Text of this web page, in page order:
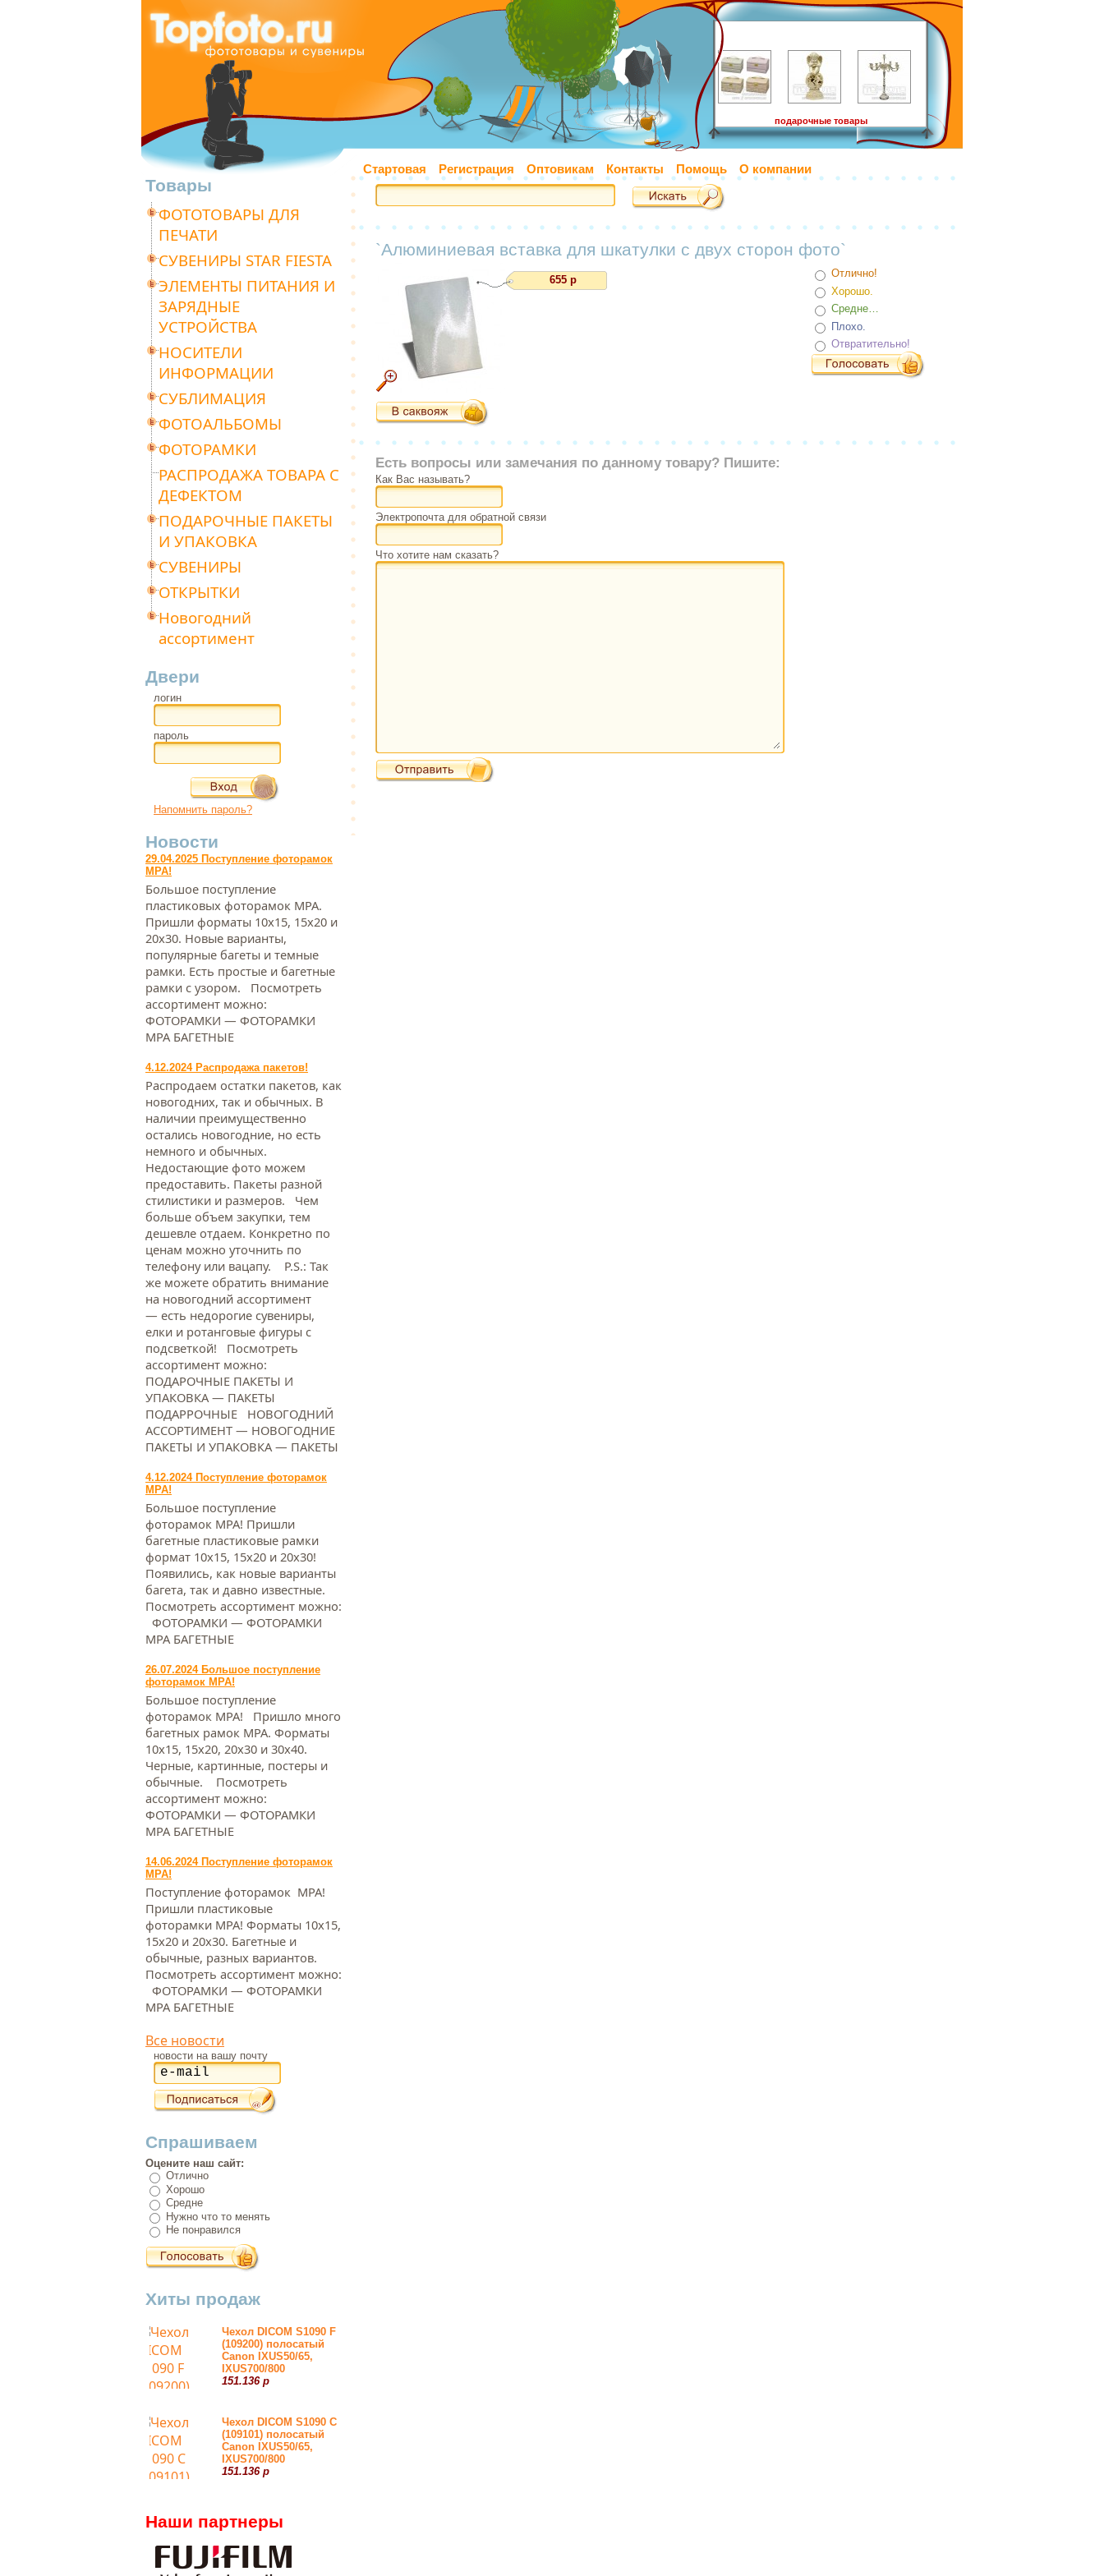
Стартовая Регистрация Оптовикам Контакты Помощь О компании
подарочные товары
Товары
ФОТОТОВАРЫ ДЛЯ
ПЕЧАТИ
СУВЕНИРЫ STAR FIESTA
ЭЛЕМЕНТЫ ПИТАНИЯ И
ЗАРЯДНЫЕ
УСТРОЙСТВА
НОСИТЕЛИ
ИНФОРМАЦИИ
СУБЛИМАЦИЯ
ФОТОАЛЬБОМЫ
ФОТОРАМКИ
РАСПРОДАЖА ТОВАРА С
ДЕФЕКТОМ
ПОДАРОЧНЫЕ ПАКЕТЫ
И УПАКОВКА
СУВЕНИРЫ
ОТКРЫТКИ
Новогодний
ассортимент
Двери
логин
пароль
Напомнить пароль?
Новости
29.04.2025 Поступление фоторамок
МРА!
Большое поступление
пластиковых фоторамок МРА.
Пришли форматы 10х15, 15х20 и
20х30. Новые варианты,
популярные багеты и темные
рамки. Есть простые и багетные
рамки с узором. Посмотреть
ассортимент можно:
ФОТОРАМКИ — ФОТОРАМКИ
МРА БАГЕТНЫЕ
4.12.2024 Распродажа пакетов!
Распродаем остатки пакетов, как
новогодних, так и обычных. В
наличии преимущественно
остались новогодние, но есть
немного и обычных.
Недостающие фото можем
предоставить. Пакеты разной
стилистики и размеров. Чем
больше объем закупки, тем
дешевле отдаем. Конкретно по
ценам можно уточнить по
телефону или вацапу. Р.S.: Так
же можете обратить внимание
на новогодний ассортимент
— есть недорогие сувениры,
елки и ротанговые фигуры с
подсветкой! Посмотреть
ассортимент можно:
ПОДАРОЧНЫЕ ПАКЕТЫ И
УПАКОВКА — ПАКЕТЫ
ПОДАРРОЧНЫЕ НОВОГОДНИЙ
АССОРТИМЕНТ — НОВОГОДНИЕ
ПАКЕТЫ И УПАКОВКА — ПАКЕТЫ
4.12.2024 Поступление фоторамок
МРА!
Большое поступление
фоторамок МРА! Пришли
багетные пластиковые рамки
формат 10х15, 15х20 и 20х30!
Появились, как новые варианты
багета, так и давно известные.
Посмотреть ассортимент можно:
ФОТОРАМКИ — ФОТОРАМКИ
МРА БАГЕТНЫЕ
26.07.2024 Большое поступление
фоторамок МРА!
Большое поступление
фоторамок МРА! Пришло много
багетных рамок МРА. Форматы
10х15, 15х20, 20х30 и 30х40.
Черные, картинные, постеры и
обычные. Посмотреть
ассортимент можно:
ФОТОРАМКИ — ФОТОРАМКИ
МРА БАГЕТНЫЕ
14.06.2024 Поступление фоторамок
МРА!
Поступление фоторамок МРА!
Пришли пластиковые
фоторамки МРА! Форматы 10х15,
15х20 и 20х30. Багетные и
обычные, разных вариантов.
Посмотреть ассортимент можно:
ФОТОРАМКИ — ФОТОРАМКИ
МРА БАГЕТНЫЕ
Все новости
новости на вашу почту
Спрашиваем
Оцените наш сайт:
Отлично
Хорошо
Средне
Нужно что то менять
Не понравился
Хиты продаж
Чехол DICOM S1090 F
(109200) полосатый
Canon IXUS50/65,
IXUS700/800
151.136 р
Чехол DICOM S1090 С
(109101) полосатый
Canon IXUS50/65,
IXUS700/800
151.136 р
Наши партнеры
`Алюминиевая вставка для шкатулки с двух сторон фото`
655 р
Отлично!
Хорошо.
Средне…
Плохо.
Отвратительно!
Есть вопросы или замечания по данному товару? Пишите:
Как Вас называть?
Электропочта для обратной связи
Что хотите нам сказать?